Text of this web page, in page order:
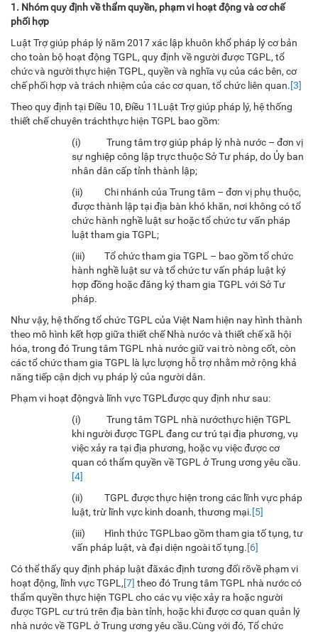
1. Nhóm quy định về thẩm quyền, phạm vi hoạt động và cơ chế
phối hợp
Luật Trợ giúp pháp lý năm 2017 xác lập khuôn khổ pháp lý cơ bản
cho toàn bộ hoạt động TGPL, quy định về người được TGPL, tổ
chức và người thực hiện TGPL, quyền và nghĩa vụ của các bên, cơ
chế phối hợp và trách nhiệm của các cơ quan, tổ chức liên quan.[3]
Theo quy định tại Điều 10, Điều 11Luật Trợ giúp pháp lý, hệ thống
thiết chế chuyên tráchthực hiện TGPL bao gồm:
(i) Trung tâm trợ giúp pháp lý nhà nước – đơn vị
sự nghiệp công lập trực thuộc Sở Tư pháp, do Ủy ban
nhân dân cấp tỉnh thành lập;
(ii) Chi nhánh của Trung tâm – đơn vị phụ thuộc,
được thành lập tại địa bàn khó khăn, nơi không có tổ
chức hành nghề luật sư hoặc tổ chức tư vấn pháp
luật tham gia TGPL;
(iii) Tổ chức tham gia TGPL – bao gồm tổ chức
hành nghề luật sư và tổ chức tư vấn pháp luật ký
hợp đồng hoặc đăng ký tham gia TGPL với Sở Tư
pháp.
Như vậy, hệ thống tổ chức TGPL của Việt Nam hiện nay hình thành
theo mô hình kết hợp giữa thiết chế Nhà nước và thiết chế xã hội
hóa, trong đó Trung tâm TGPL nhà nước giữ vai trò nòng cốt, còn
các tổ chức tham gia TGPL là lực lượng hỗ trợ nhằm mở rộng khả
năng tiếp cận dịch vụ pháp lý của người dân.
Phạm vi hoạt độngvà lĩnh vực TGPLđược quy định như sau:
(i) Trung tâm TGPL nhà nướcthực hiện TGPL
khi người được TGPL đang cư trú tại địa phương, vụ
việc xảy ra tại địa phương, hoặc vụ việc được cơ
quan có thẩm quyền về TGPL ở Trung ương yêu cầu.
[4]
(ii) TGPL được thực hiện trong các lĩnh vực pháp
luật, trừ lĩnh vực kinh doanh, thương mại.[5]
(iii) Hình thức TGPLbao gồm tham gia tố tụng, tư
vấn pháp luật, và đại diện ngoài tố tụng.[6]
Có thể thấy quy định pháp luật đãxác định tương đối rõvề phạm vi
hoạt động, lĩnh vực TGPL,[7] theo đó Trung tâm TGPL nhà nước có
thẩm quyền thực hiện TGPL cho các vụ việc xảy ra hoặc người
được TGPL cư trú trên địa bàn tỉnh, hoặc khi được cơ quan quản lý
nhà nước về TGPL ở Trung ương yêu cầu.Cùng với đó, Tổ chức